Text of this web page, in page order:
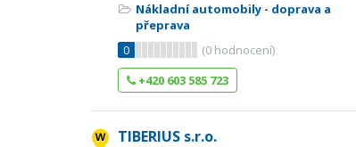
Nákladní automobily - doprava a
přeprava
0
(0 hodnocení)
+420 603 585 723
TIBERIUS s.r.o.